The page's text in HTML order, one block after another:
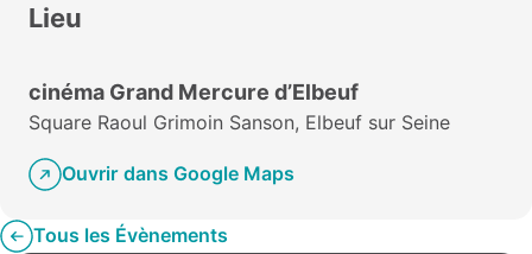
Lieu
cinéma Grand Mercure d’Elbeuf
Square Raoul Grimoin Sanson, Elbeuf sur Seine
Ouvrir dans Google Maps
Tous les Évènements